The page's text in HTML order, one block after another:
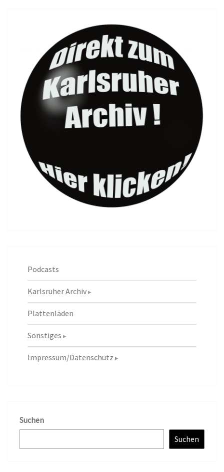
Podcasts
Karlsruher Archiv
Plattenläden
Sonstiges
Impressum/Datenschutz
Suchen
Suchen